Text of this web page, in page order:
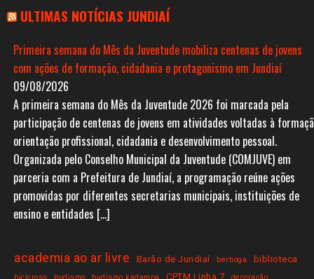
ULTIMAS NOTÍCIAS JUNDIAÍ
Primeira semana do Mês da Juventude mobiliza centenas de jovens
com ações de formação, cidadania e protagonismo em Jundiaí
09/08/2026
A primeira semana do Mês da Juventude 2026 foi marcada pela
participação de centenas de jovens em atividades voltadas à
orientação profissional, cidadania e desenvolvimento pessoal.
Organizada pelo Conselho Municipal da Juventude (COMJUVE) em
parceria com a Prefeitura de Jundiaí, a programação reúne ações
promovidas por diferentes secretarias municipais, instituições de
ensino e entidades […]
academia ao ar livre Barão de Jundiaí bertioga biblioteca
bicicross budismo budismo kadampa CPTM Linha 7 decoração